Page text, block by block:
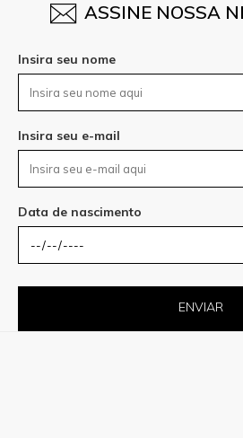
ASSINE NOSSA
Insira seu nome
Insira seu e-mail
Data de nascimento
ENVIAR